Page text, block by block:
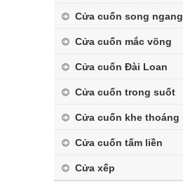
Cửa cuốn song ngang
Cửa cuốn mắc võng
Cửa cuốn Đài Loan
Cửa cuốn trong suốt
Cửa cuốn khe thoáng
Cửa cuốn tấm liền
Cửa xếp